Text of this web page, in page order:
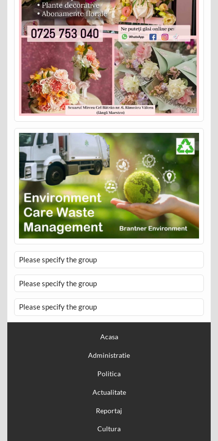
Please specify the group
Please specify the group
Please specify the group
Acasa
Administratie
Politica
Actualitate
Reportaj
Cultura